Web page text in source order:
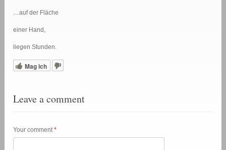
…auf der Fläche
einer Hand,
liegen Stunden.
Mag ich
Leave a comment
Your comment*